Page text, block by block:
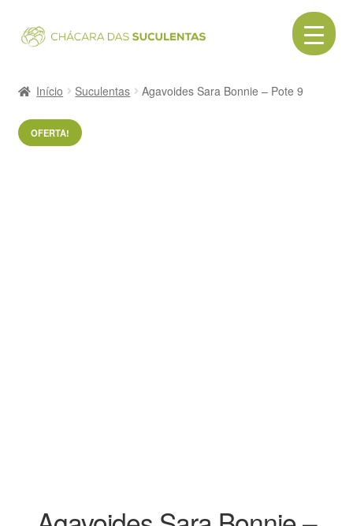
Pular
para
Pular
para
conteúdo
Início Suculentas Agavoides Sara Bonnie – Pote 9
OFERTA!